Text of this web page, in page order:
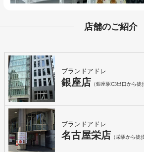
店舗のご紹介
ブランドアドレ
銀座店 （銀座駅C3出口から徒
ブランドアドレ
名古屋栄店 （栄駅から徒